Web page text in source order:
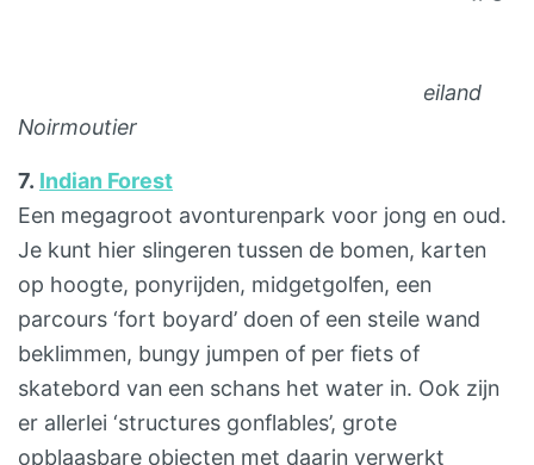
eiland
Noirmoutier
7. Indian Forest
Een megagroot avonturenpark voor jong en oud.
Je kunt hier slingeren tussen de bomen, karten
op hoogte, ponyrijden, midgetgolfen, een
parcours ‘fort boyard’ doen of een steile wand
beklimmen, bungy jumpen of per fiets of
skatebord van een schans het water in. Ook zijn
er allerlei ‘structures gonflables’, grote
opblaasbare objecten met daarin verwerkt